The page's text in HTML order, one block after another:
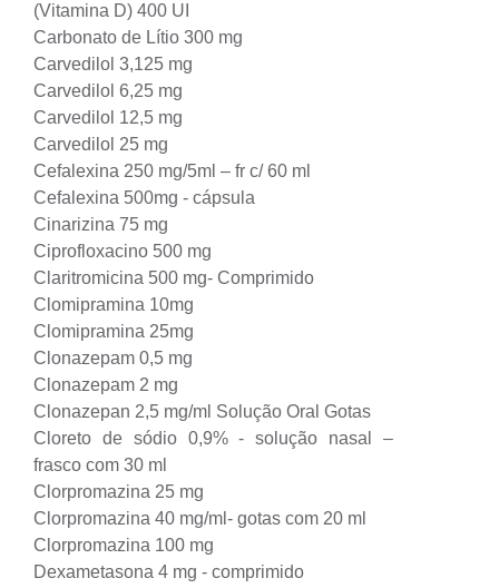
(Vitamina D) 400 UI
Carbonato de Lítio 300 mg
Carvedilol 3,125 mg
Carvedilol 6,25 mg
Carvedilol 12,5 mg
Carvedilol 25 mg
Cefalexina 250 mg/5ml – fr c/ 60 ml
Cefalexina 500mg - cápsula
Cinarizina 75 mg
Ciprofloxacino 500 mg
Claritromicina 500 mg- Comprimido
Clomipramina 10mg
Clomipramina 25mg
Clonazepam 0,5 mg
Clonazepam 2 mg
Clonazepan 2,5 mg/ml Solução Oral Gotas
Cloreto de sódio 0,9% - solução nasal –
frasco com 30 ml
Clorpromazina 25 mg
Clorpromazina 40 mg/ml- gotas com 20 ml
Clorpromazina 100 mg
Dexametasona 4 mg - comprimido